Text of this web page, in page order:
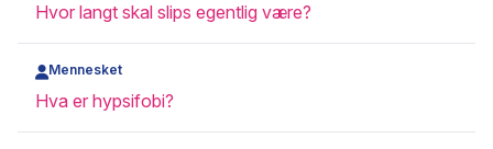
Hvor langt skal slips egentlig være?
Mennesket
Hva er hypsifobi?